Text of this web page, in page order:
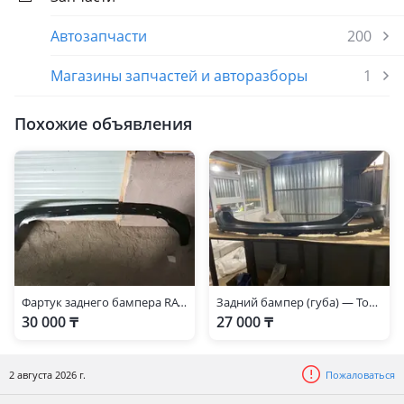
Автозапчасти
200
Магазины запчастей и авторазборы
1
Похожие объявления
Фартук заднего бампера RAV4 2015-2019
30 000 ₸
Задний бампер (губа) — Toyota RAV4 2016-
27 000 ₸
2 августа 2026 г. Пожаловаться